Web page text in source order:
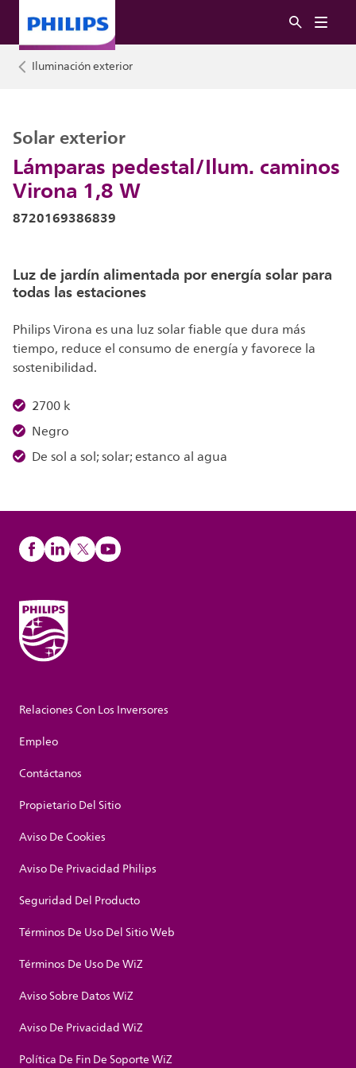
Iluminación exterior
Lámparas pedestal/Ilum. caminos
Virona 1,8 W
Solar exterior
8720169386839
Luz de jardín alimentada por energía solar para
todas las estaciones
Philips Virona es una luz solar fiable que dura más
tiempo, reduce el consumo de energía y favorece la
sostenibilidad.
2700 k
Negro
De sol a sol; solar; estanco al agua
Relaciones Con Los Inversores
Empleo
Contáctanos
Propietario Del Sitio
Aviso De Cookies
Aviso De Privacidad Philips
Seguridad Del Producto
Términos De Uso Del Sitio Web
Términos De Uso De WiZ
Aviso Sobre Datos WiZ
Aviso De Privacidad WiZ
Política De Fin De Soporte WiZ